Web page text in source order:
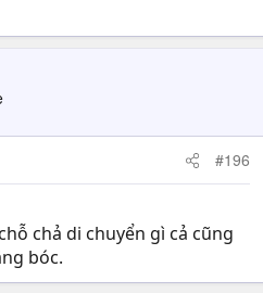
#196
chả di chuyển gì cả cũng
bóc.